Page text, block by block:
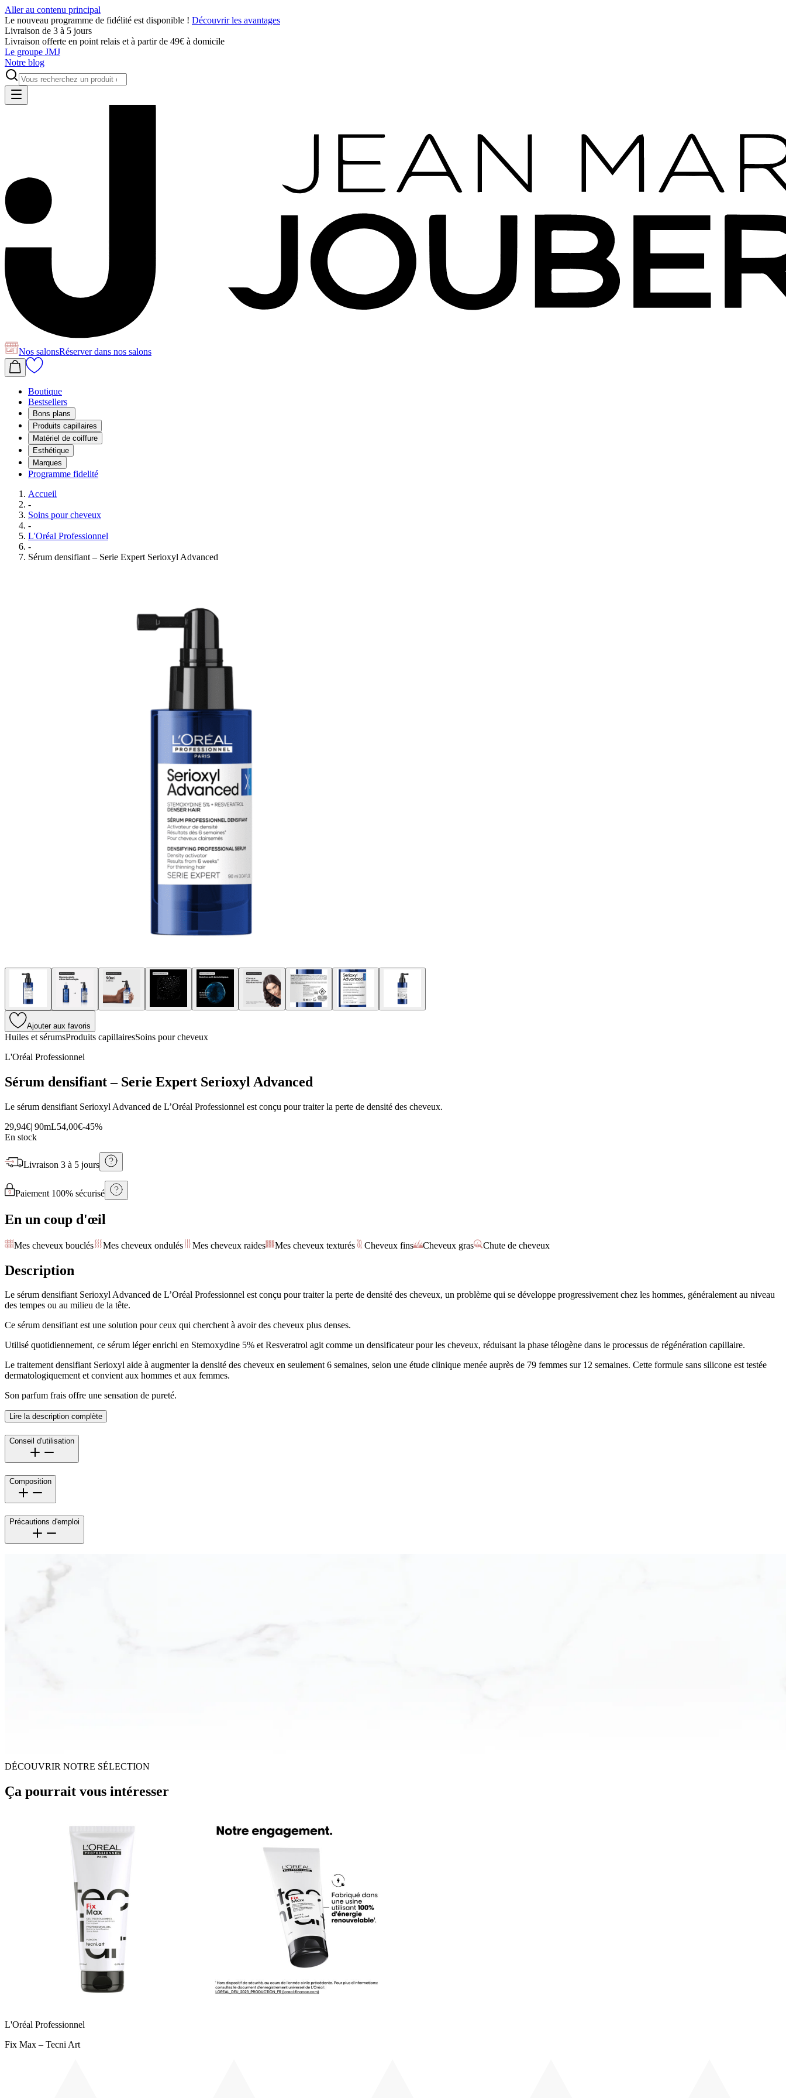
Aller au contenu principal
Le nouveau programme de fidélité est disponible ! Découvrir les avantages
Livraison de 3 à 5 jours
Livraison offerte en point relais et à partir de 49€ à domicile
Le groupe JMJ
Notre blog
Nos salonsRéserverdans nos salons
Boutique
Bestsellers
Bons plans
Produits capillaires
Matériel de coiffure
Esthétique
Marques
Programme fidelité
Accueil
-
Soins pour cheveux
-
L'Oréal Professionnel
-
Sérum densifiant – Serie Expert Serioxyl Advanced
Ajouter aux favoris
Huiles et sérumsProduits capillairesSoins pour cheveux
L'Oréal Professionnel
Sérum densifiant – Serie Expert Serioxyl Advanced
Le sérum densifiant Serioxyl Advanced de L’Oréal Professionnel est conçu pour traiter la perte de densité des cheveux.
29,94€| 90mL54,00€-45%
En stock
Livraison 3 à 5 jours
Paiement 100% sécurisé
En un coup d'œil
Mes cheveux bouclés Mes cheveux ondulés Mes cheveux raides Mes cheveux texturés Cheveux fins Cheveux gras Chute de cheveux
Description
Le sérum densifiant Serioxyl Advanced de L’Oréal Professionnel est conçu pour traiter la perte de densité des cheveux, un problème qui se développe progressivement chez les hommes, généralement au niveau
des tempes ou au milieu de la tête.
Ce sérum densifiant est une solution pour ceux qui cherchent à avoir des cheveux plus denses.
Utilisé quotidiennement, ce sérum léger enrichi en Stemoxydine 5% et Resveratrol agit comme un densificateur pour les cheveux, réduisant la phase télogène dans le processus de régénération capillaire.
Le traitement densifiant Serioxyl aide à augmenter la densité des cheveux en seulement 6 semaines, selon une étude clinique menée auprès de 79 femmes sur 12 semaines. Cette formule sans silicone est testée
dermatologiquement et convient aux hommes et aux femmes.
Son parfum frais offre une sensation de pureté.
Lire la description complète
Conseil d'utilisation
Composition
Précautions d'emploi
DÉCOUVRIR NOTRE SÉLECTION
Ça pourrait vous intéresser
L'Oréal Professionnel
Fix Max – Tecni Art